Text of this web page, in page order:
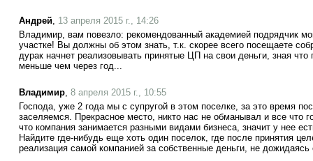
Андрей, 13 апреля 2015 г., 14:26
Владимир, вам повезло: рекомендованный академией подрядчик
участке! Вы должны об этом знать, т.к. скорее всего посещаете
дурак начнет реализовывать принятые ЦП на свои деньги, зная
меньше чем через год...
Владимир, 8 апреля 2015 г., 10:55
Господа, уже 2 года мы с супругой в этом поселке, за это время
заселяемся. Прекрасное место, никто нас не обманывал и все что
что компания занимается разными видами бизнеса, значит у нее
Найдите где-нибудь еще хоть один поселок, где после принятия
реализация самой компанией за собственные деньги, не дожидаясь